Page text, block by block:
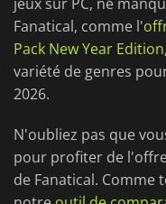
Fanatical, comme l'
Pack New Year Edition
variété de genres
2026.
N'oubliez pas que
pour profiter de
de Fanatical.